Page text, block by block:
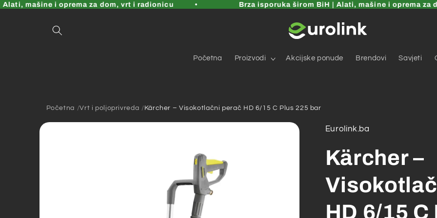
Pređi
mašine i oprema za dom, vrt i radionicu Brza isporuka širom BiH | Alati, mašine i oprema za
Početna Proizvodi Akcijske ponude Brendovi Savjeti
Početna Vrt i poljoprivreda Kärcher – Visokotlačni perač HD 6/15 C Plus 225 bar
Pređi na
Eurolink.ba
Kärcher –
HD 6/15 C